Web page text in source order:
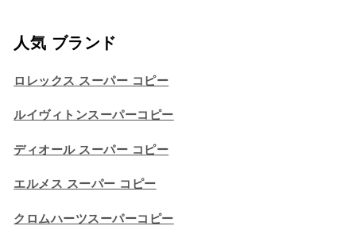
人気 ブランド
ロレックス スーパー コピー
ルイヴィトンスーパーコピー
ディオール スーパー コピー
エルメス スーパー コピー
クロムハーツスーパーコピー